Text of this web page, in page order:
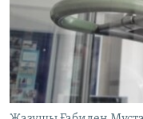
ЖАЗЫЛЫҢЫЗ
Басқа тілдерде